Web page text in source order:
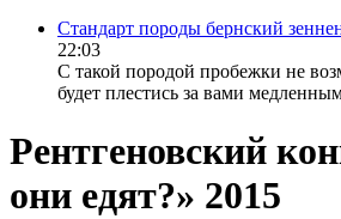
Стандарт породы бернский
22:03
С такой породой пробежки не
будет плестись за вами
Рентгеновский
они едят?» 2015